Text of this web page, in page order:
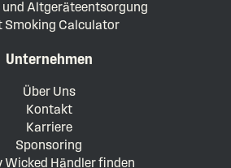
und Altgeräteentsorgung
Smoking Calculator
Unternehmen
Über Uns
Kontakt
Karriere
Sponsoring
Wicked Händler finden